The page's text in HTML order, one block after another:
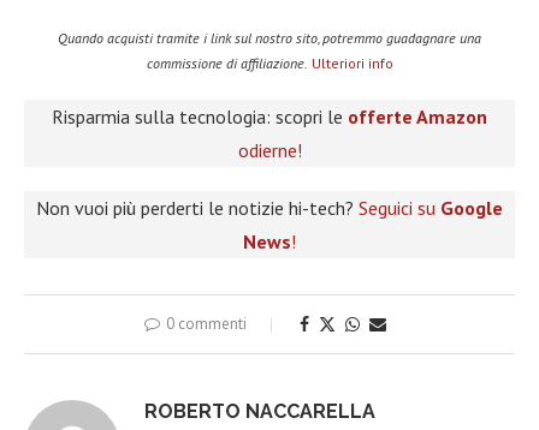
Quando acquisti tramite i link sul nostro sito, potremmo guadagnare una
commissione di affiliazione. Ulteriori info
Risparmia sulla tecnologia: scopri le offerte Amazon
odierne!
Non vuoi più perderti le notizie hi-tech? Seguici su Google
News!
0 commenti
ROBERTO NACCARELLA